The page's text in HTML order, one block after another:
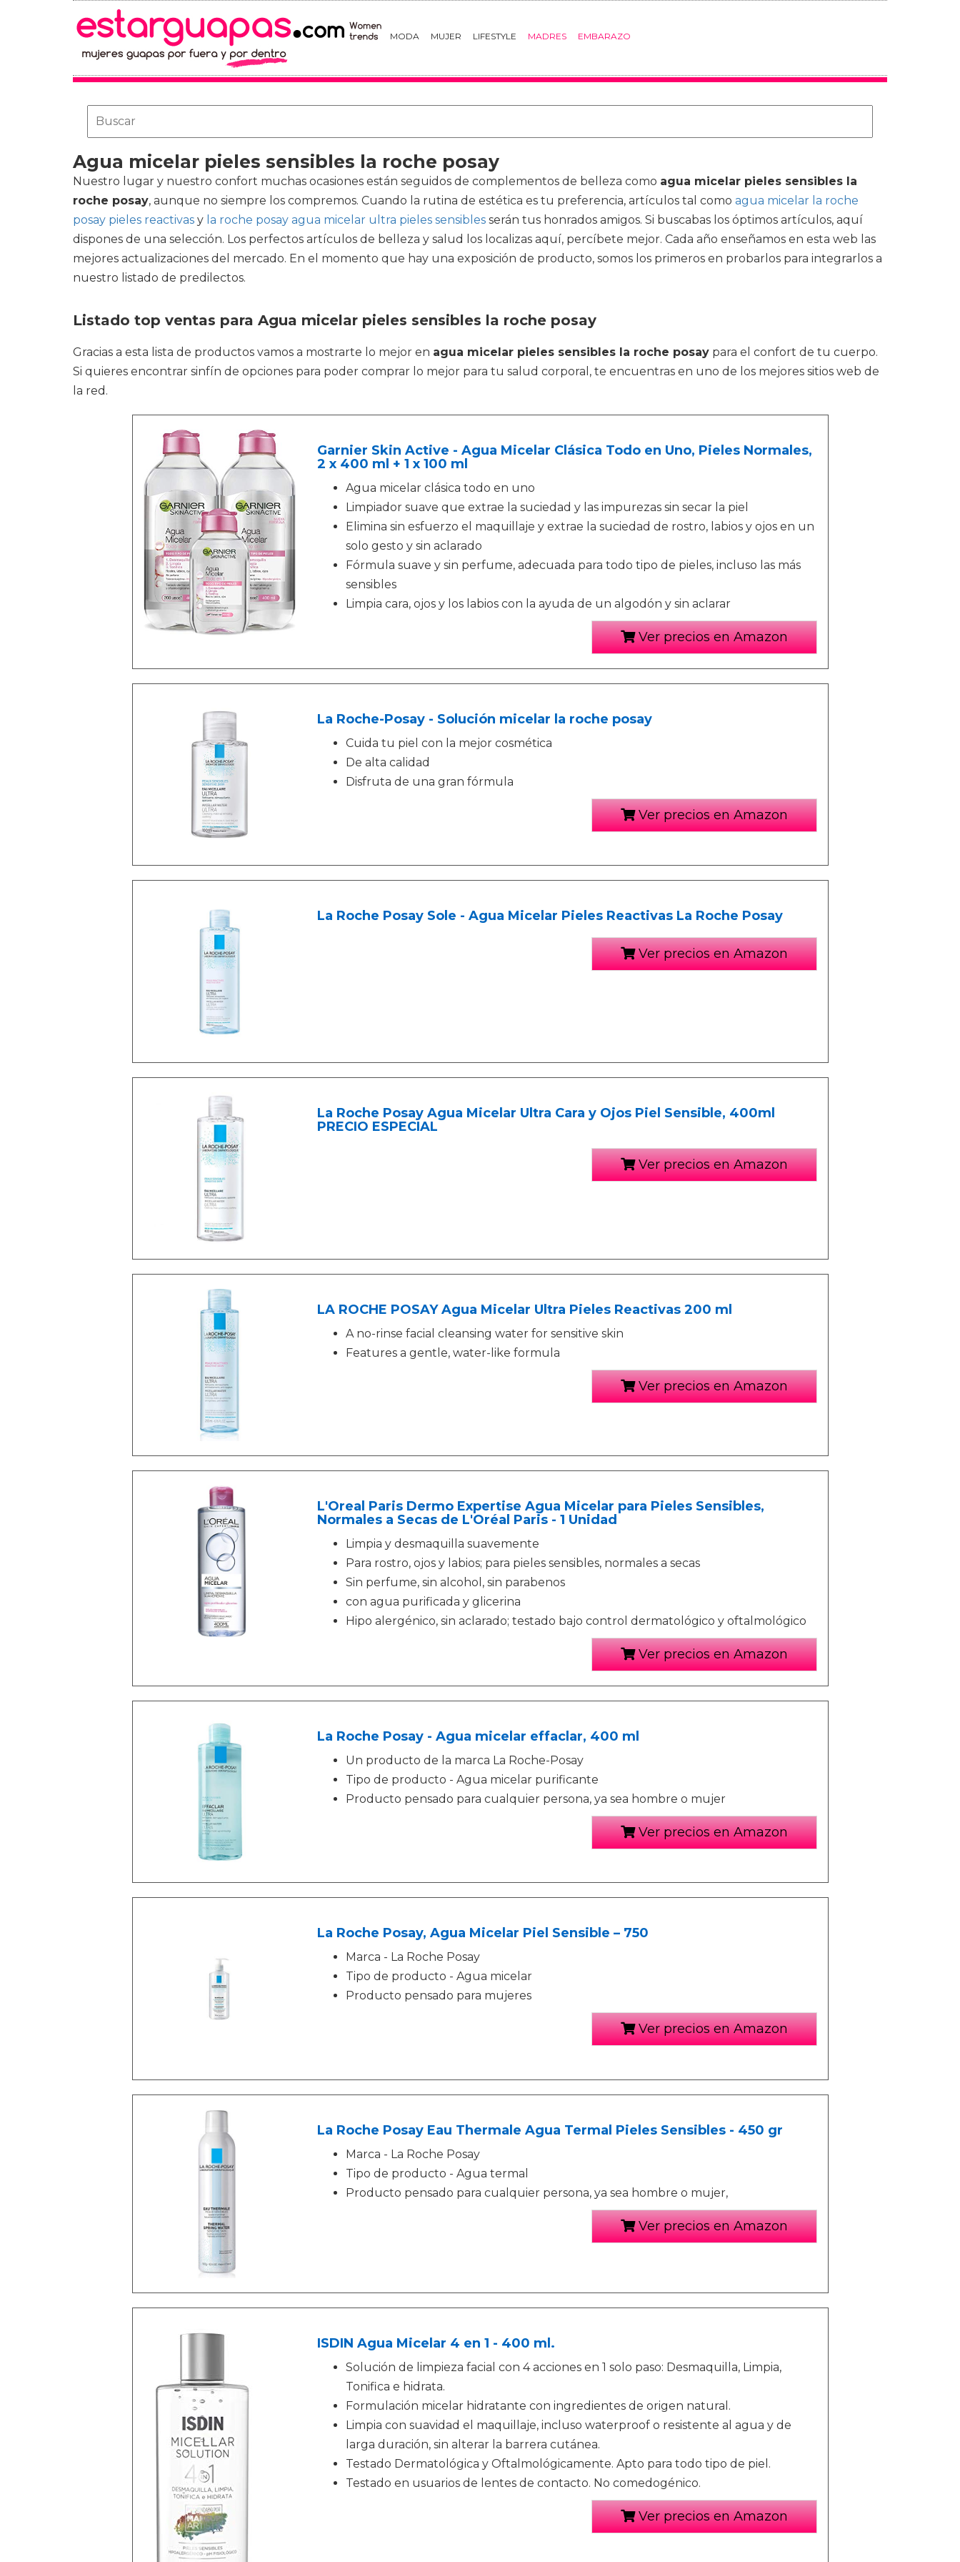
MODA MUJER LIFESTYLE MADRES EMBARAZO
Agua micelar pieles sensibles la roche posay
Nuestro lugar y nuestro confort muchas ocasiones están seguidos de complementos de belleza como agua micelar pieles sensibles la
roche posay, aunque no siempre los compremos. Cuando la rutina de estética es tu preferencia, artículos tal como agua micelar la roche
posay pieles reactivas y la roche posay agua micelar ultra pieles sensibles serán tus honrados amigos. Si buscabas los óptimos artículos, aquí
dispones de una selección. Los perfectos artículos de belleza y salud los localizas aquí, percíbete mejor. Cada año enseñamos en esta web las
mejores actualizaciones del mercado. En el momento que hay una exposición de producto, somos los primeros en probarlos para integrarlos a
nuestro listado de predilectos.
Listado top ventas para Agua micelar pieles sensibles la roche posay
Gracias a esta lista de productos vamos a mostrarte lo mejor en agua micelar pieles sensibles la roche posay para el confort de tu cuerpo.
Si quieres encontrar sinfín de opciones para poder comprar lo mejor para tu salud corporal, te encuentras en uno de los mejores sitios web de
la red.
Garnier Skin Active - Agua Micelar Clásica Todo en Uno, Pieles Normales,
2 x 400 ml + 1 x 100 ml
Agua micelar clásica todo en uno
Limpiador suave que extrae la suciedad y las impurezas sin secar la piel
Elimina sin esfuerzo el maquillaje y extrae la suciedad de rostro, labios y ojos en un
solo gesto y sin aclarado
Fórmula suave y sin perfume, adecuada para todo tipo de pieles, incluso las más
sensibles
Limpia cara, ojos y los labios con la ayuda de un algodón y sin aclarar
Ver precios en Amazon
La Roche-Posay - Solución micelar la roche posay
Cuida tu piel con la mejor cosmética
De alta calidad
Disfruta de una gran fórmula
Ver precios en Amazon
La Roche Posay Sole - Agua Micelar Pieles Reactivas La Roche Posay
Ver precios en Amazon
La Roche Posay Agua Micelar Ultra Cara y Ojos Piel Sensible, 400ml
PRECIO ESPECIAL
Ver precios en Amazon
LA ROCHE POSAY Agua Micelar Ultra Pieles Reactivas 200 ml
A no-rinse facial cleansing water for sensitive skin
Features a gentle, water-like formula
Ver precios en Amazon
L'Oreal Paris Dermo Expertise Agua Micelar para Pieles Sensibles,
Normales a Secas de L'Oréal Paris - 1 Unidad
Limpia y desmaquilla suavemente
Para rostro, ojos y labios; para pieles sensibles, normales a secas
Sin perfume, sin alcohol, sin parabenos
con agua purificada y glicerina
Hipo alergénico, sin aclarado; testado bajo control dermatológico y oftalmológico
Ver precios en Amazon
La Roche Posay - Agua micelar effaclar, 400 ml
Un producto de la marca La Roche-Posay
Tipo de producto - Agua micelar purificante
Producto pensado para cualquier persona, ya sea hombre o mujer
Ver precios en Amazon
La Roche Posay, Agua Micelar Piel Sensible – 750
Marca - La Roche Posay
Tipo de producto - Agua micelar
Producto pensado para mujeres
Ver precios en Amazon
La Roche Posay Eau Thermale Agua Termal Pieles Sensibles - 450 gr
Marca - La Roche Posay
Tipo de producto - Agua termal
Producto pensado para cualquier persona, ya sea hombre o mujer,
Ver precios en Amazon
ISDIN Agua Micelar 4 en 1 - 400 ml.
Solución de limpieza facial con 4 acciones en 1 solo paso: Desmaquilla, Limpia,
Tonifica e hidrata.
Formulación micelar hidratante con ingredientes de origen natural.
Limpia con suavidad el maquillaje, incluso waterproof o resistente al agua y de
larga duración, sin alterar la barrera cutánea.
Testado Dermatológica y Oftalmológicamente. Apto para todo tipo de piel.
Testado en usuarios de lentes de contacto. No comedogénico.
Ver precios en Amazon